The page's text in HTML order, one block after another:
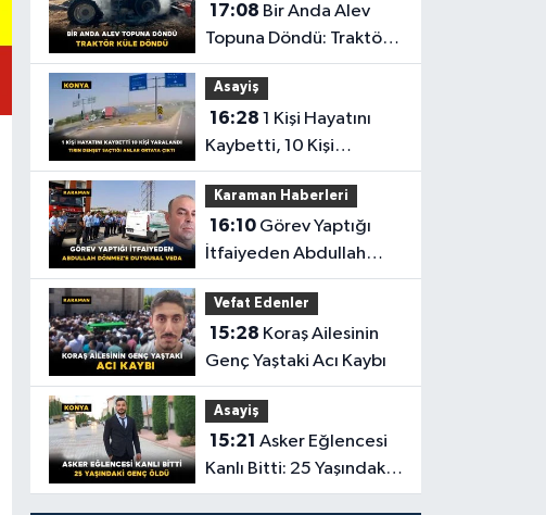
17:08
Topuna Döndü: Traktör
Küle Döndü
Asayiş
16:28
Kaybetti, 10 Kişi
Yaralandı! Tırın Dehşet
Saçtığı Anlar Ortaya
Çıktı
Karaman Haberleri
16:10Görev Yaptığı
İtfaiyeden Abdullah
Dönmez'e Duygusal
Veda
Vefat Edenler
15:28
Genç Yaştaki Acı Kaybı
Asayiş
15:21
Kanlı Bitti: 25 Yaşındaki
Genç Öldü